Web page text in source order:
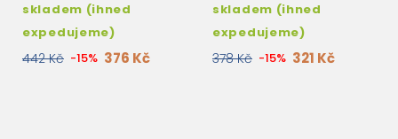
skladem (ihned
expedujeme)
442 Kč -15% 376 Kč
skladem (ihned
expedujeme)
378 Kč -15% 321 Kč